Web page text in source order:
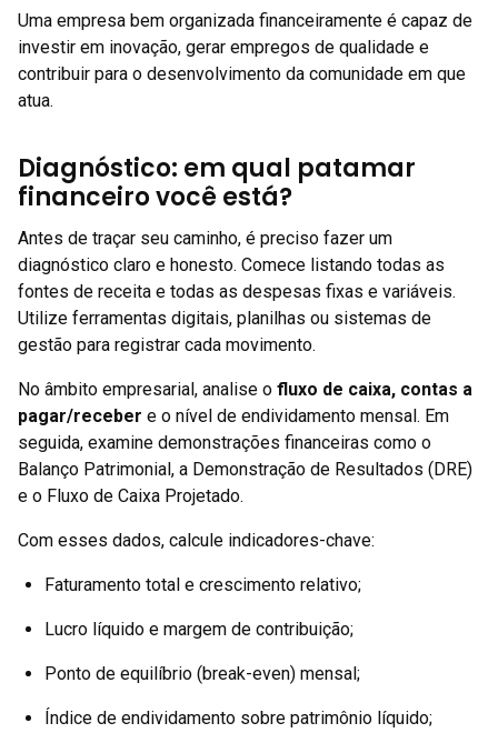
Uma empresa bem organizada financeiramente é capaz de
investir em inovação, gerar empregos de qualidade e
contribuir para o desenvolvimento da comunidade em que
atua.
Diagnóstico: em qual patamar
financeiro você está?
Antes de traçar seu caminho, é preciso fazer um
diagnóstico claro e honesto. Comece listando todas as
fontes de receita e todas as despesas fixas e variáveis.
Utilize ferramentas digitais, planilhas ou sistemas de
gestão para registrar cada movimento.
No âmbito empresarial, analise o fluxo de caixa, contas a
pagar/receber e o nível de endividamento mensal. Em
seguida, examine demonstrações financeiras como o
Balanço Patrimonial, a Demonstração de Resultados (DRE)
e o Fluxo de Caixa Projetado.
Com esses dados, calcule indicadores-chave:
Faturamento total e crescimento relativo;
Lucro líquido e margem de contribuição;
Ponto de equilíbrio (break-even) mensal;
Índice de endividamento sobre patrimônio líquido;